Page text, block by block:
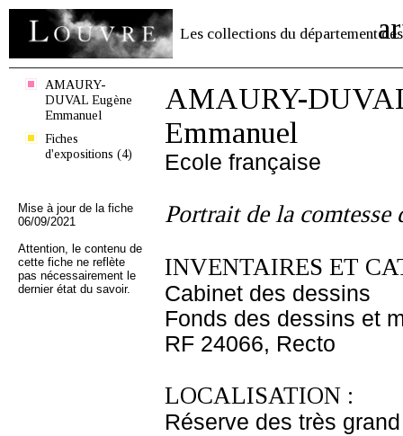
Les collections du département des
AMAURY-
DUVAL Eugène
Emmanuel
Fiches
d'expositions (4)
Mise à jour de la fiche
06/09/2021
Attention, le contenu de
cette fiche ne reflète
pas nécessairement le
dernier état du savoir.
AMAURY-
Emmanuel
Ecole française
Portrait de la comtesse
INVENTAIRES ET
Cabinet des dessins
Fonds des dessins et
RF 24066, Recto
LOCALISATION :
Réserve des très